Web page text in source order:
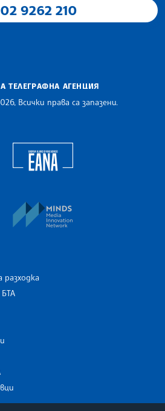
02 9262 210
ТЕЛЕГРАФНА АГЕНЦИЯ
Всички права са запазени.
Assocoation of the Balkan News Agencies
Newsroom
разходка